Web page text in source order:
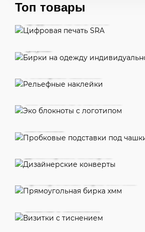
Топ товары
Бирки на одежду индивидуальной